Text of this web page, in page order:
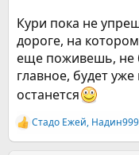
Кури пока не
дороге, на
еще поживешь, не
главное, будет
останется
Р
е
Стадо Ежей, Надин999